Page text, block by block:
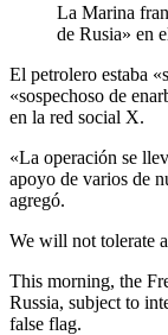
La Marina
de Rusia» en
El petrolero estaba
«sospechoso de
en la red social X.
«La operación se
apoyo de varios de
agregó.
We will not tolerate
This morning, the
Russia, subject to
false flag.